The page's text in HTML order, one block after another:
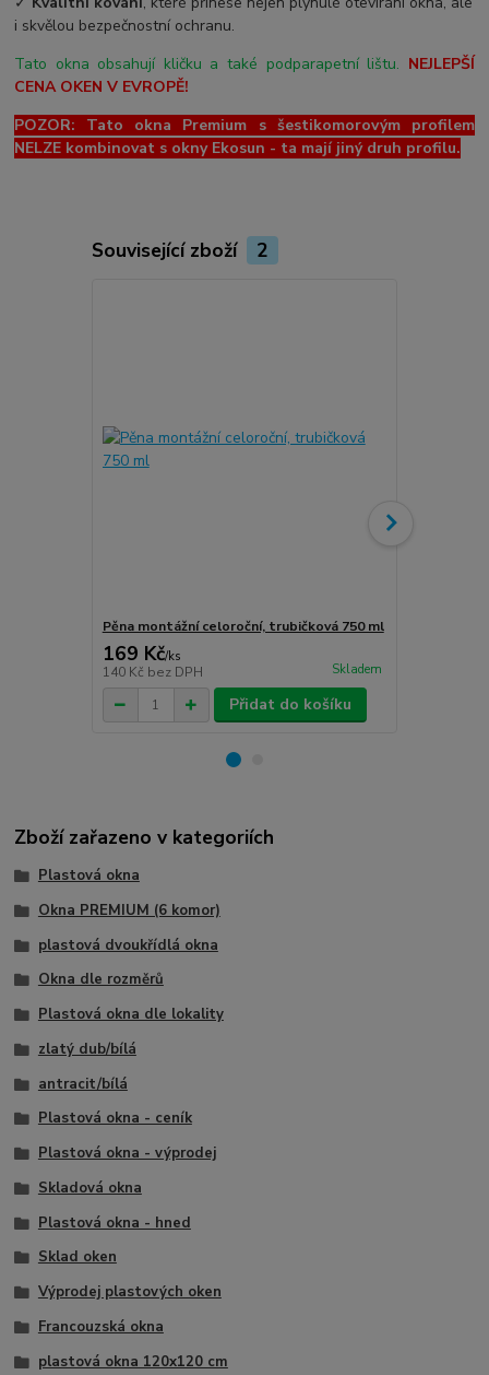
i skvělou bezpečnostní ochranu.
Tato okna obsahují kličku a také podparapetní lištu. NEJLEPŠÍ
CENA OKEN V EVROPĚ!
POZOR: Tato okna Premium s šestikomorovým profilem
NELZE kombinovat s okny Ekosun - ta mají jiný druh profilu.
Související zboží 2
Pěna montážní celoroční, trubičková 750 ml
169 Kč/ks
140 Kč bez DPH Skladem
Přidat do košíku
Zboží zařazeno v kategoriích
Plastová okna
Okna PREMIUM (6 komor)
plastová dvoukřídlá okna
Okna dle rozměrů
Plastová okna dle lokality
zlatý dub/bílá
antracit/bílá
Plastová okna - ceník
Plastová okna - výprodej
Skladová okna
Plastová okna - hned
Sklad oken
Výprodej plastových oken
Francouzská okna
plastová okna 120x120 cm